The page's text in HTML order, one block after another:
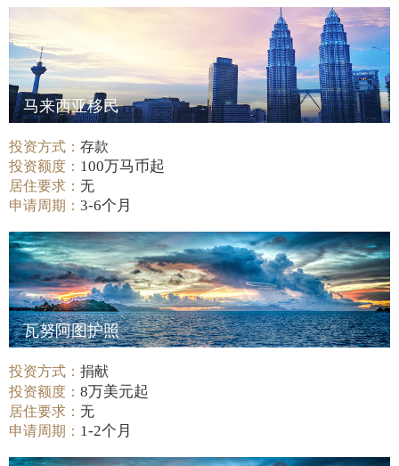
马来西亚移民
投资方式：存款
投资额度： 100万马币起
居住要求：无
申请周期：3-6个月
瓦努阿图护照
投资方式：捐献
投资额度：8万美元起
居住要求：无
申请周期： 1-2个月